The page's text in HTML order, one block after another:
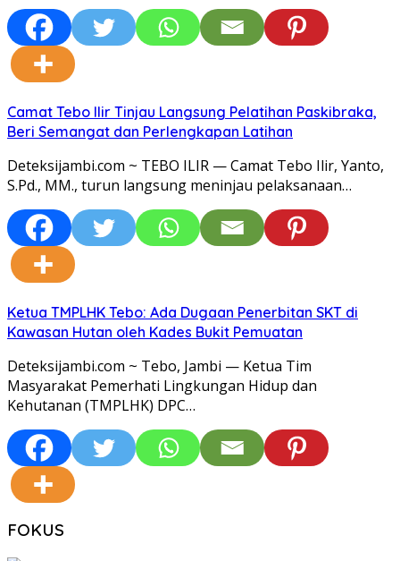
Camat Tebo Ilir Tinjau Langsung Pelatihan Paskibraka,
Beri Semangat dan Perlengkapan Latihan
Deteksijambi.com ~ TEBO ILIR — Camat Tebo Ilir, Yanto,
S.Pd., MM., turun langsung meninjau pelaksanaan…
Ketua TMPLHK Tebo: Ada Dugaan Penerbitan SKT di
Kawasan Hutan oleh Kades Bukit Pemuatan
Deteksijambi.com ~ Tebo, Jambi — Ketua Tim
Masyarakat Pemerhati Lingkungan Hidup dan
Kehutanan (TMPLHK) DPC…
FOKUS